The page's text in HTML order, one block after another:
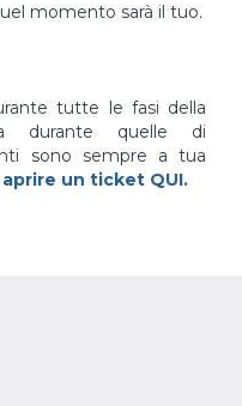
momento sarà il tuo.
tutte le fasi della
durante quelle di
sono sempre a tua
aprire un ticket QUI.